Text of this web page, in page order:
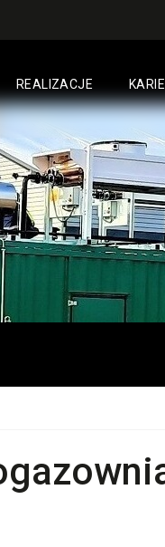
REALIZACJE